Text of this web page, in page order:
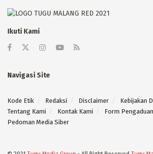
Ikuti Kami
Navigasi Site
Kode Etik Redaksi Disclaimer
Kebijakan
Tentang Kami
Kontak Kami
Form Pengaduan
Pedoman Media Siber